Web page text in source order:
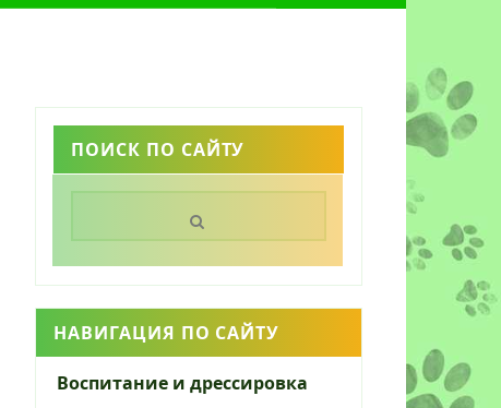
ПОИСК ПО САЙТУ
НАВИГАЦИЯ ПО САЙТУ
Воспитание и дрессировка